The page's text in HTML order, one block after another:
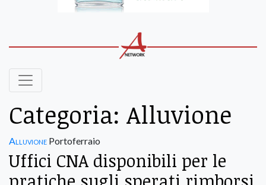
Categoria: Alluvione
Alluvione Portoferraio
Uffici CNA disponibili per le